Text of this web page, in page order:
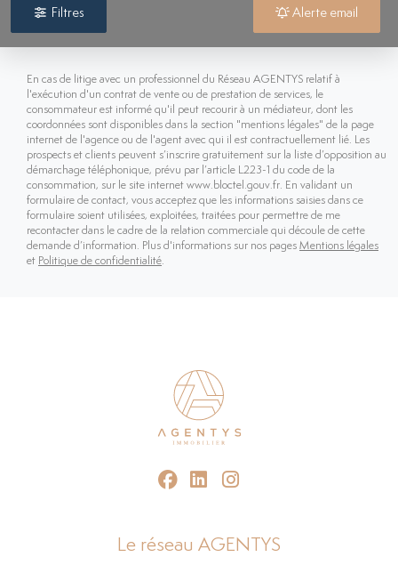
Filtres Alerte email
En cas de litige avec un professionnel du Réseau AGENTYS relatif à
l'exécution d'un contrat de vente ou de prestation de services, le
consommateur est informé qu'il peut recourir à un médiateur, dont les
coordonnées sont disponibles dans la section "mentions légales" de la page
internet de l'agence ou de l'agent avec qui il est contractuellement lié. Les
prospects et clients peuvent s’inscrire gratuitement sur la liste d’opposition au
démarchage téléphonique, prévu par l’article L223-1 du code de la
consommation, sur le site internet www.bloctel.gouv.fr. En validant un
formulaire de contact, vous acceptez que les informations saisies dans ce
formulaire soient utilisées, exploitées, traitées pour permettre de me
recontacter dans le cadre de la relation commerciale qui découle de cette
demande d’information. Plus d'informations sur nos pages Mentions légales
et Politique de confidentialité.
Le réseau AGENTYS